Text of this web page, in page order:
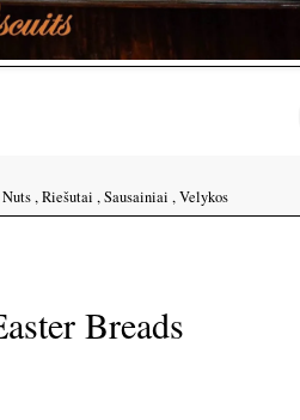
Nuts,Riešutai ,Sausainiai ,Velykos
Breads